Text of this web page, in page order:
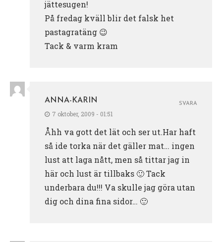
jättesugen!
På fredag kväll blir det falsk het
pastagratäng 😉
Tack & varm kram
ANNA-KARIN
7 oktober, 2009 - 01:51
Åhh va gott det lät och ser ut.Har haft
så ide torka när det gäller mat… ingen
lust att laga nått, men så tittar jag in
här och lust är tillbaks 🙂 Tack
underbara du!!! Va skulle jag göra utan
dig och dina fina sidor… 🙂
SVARA